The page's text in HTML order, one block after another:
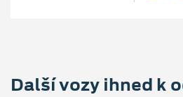
Další vozy ihned k